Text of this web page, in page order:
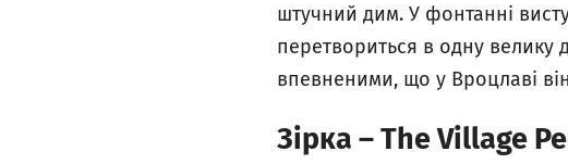
штучний дим. У фонтанні
перетвориться в одну велику
впевненими, що у Вроцлаві
Зірка – The Village